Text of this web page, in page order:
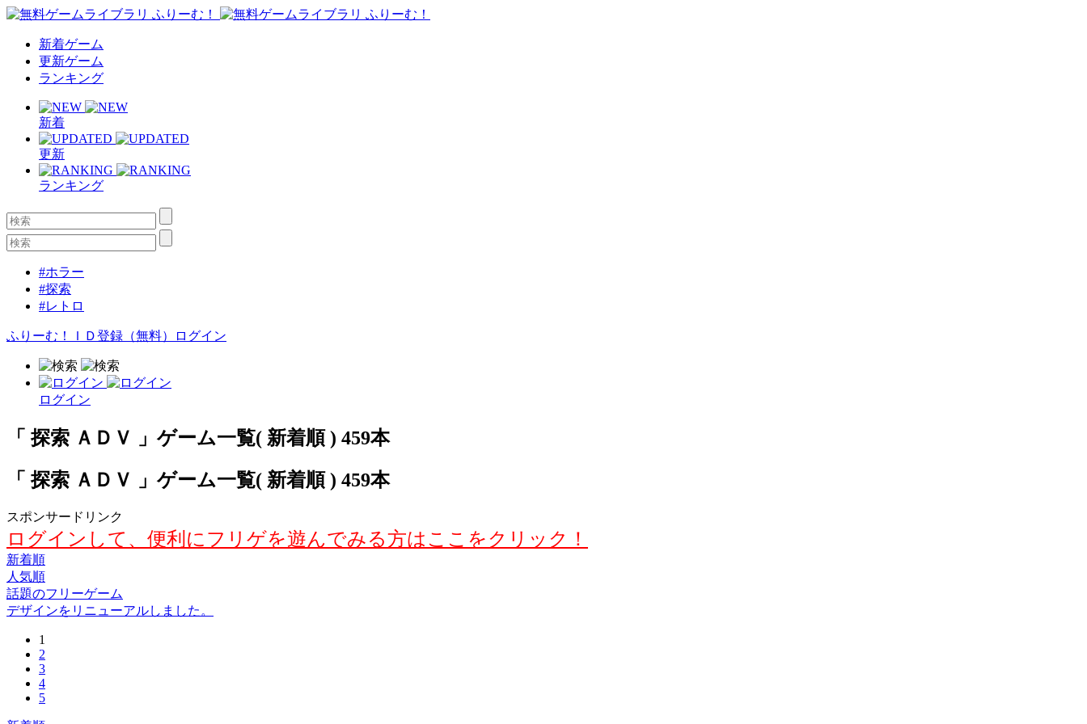
新着ゲーム
更新ゲーム
ランキング
新着
更新
ランキング
#ホラー
#探索
#レトロ
ふりーむ！ＩＤ登録（無料） ログイン
ログイン
「 探索 ＡＤＶ 」ゲーム一覧( 新着順 ) 459本
「 探索 ＡＤＶ 」ゲーム一覧( 新着順 ) 459本
スポンサードリンク
ログインして、便利にフリゲを遊んでみる方はここをクリック！
新着順
人気順
話題のフリーゲーム
デザインをリニューアルしました。
1
2
3
4
5